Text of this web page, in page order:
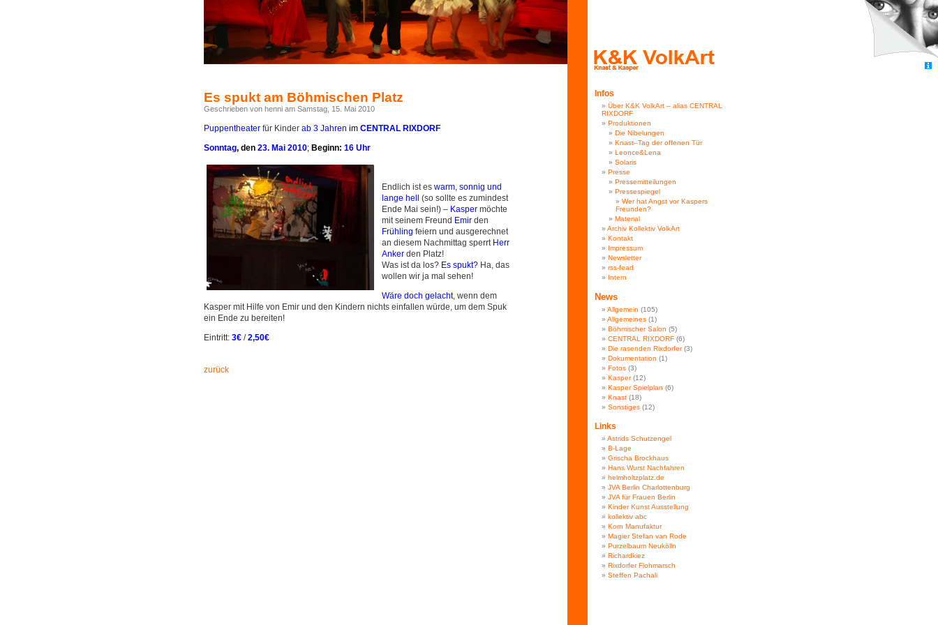
Es spukt am Böhmischen Platz
Geschrieben von henni am Samstag, 15. Mai 2010
Puppentheater für Kinder ab 3 Jahren im CENTRAL RIXDORF
Sonntag, den 23. Mai 2010; Beginn: 16 Uhr
Endlich ist es warm, sonnig und
lange hell
(so sollte es zumindest
Ende Mai sein!) – Kasper möchte
mit seinem Freund Emir den
Frühling feiern und ausgerechnet
an diesem Nachmittag sperrt Herr
Anker den Platz!
Was ist da los? Es spukt? Ha, das
wollen wir ja mal sehen!
Wäre doch gelacht, wenn dem
Kasper mit Hilfe von Emir und den Kindern nichts einfallen würde, um dem Spuk
ein Ende zu bereiten!
Eintritt: 3€ /2,50€
zurück
Infos
Über K&K VolkArt – alias CENTRAL
RIXDORF
Produktionen
Die Nibelungen
Knast–Tag der offenen Tür
Leonce&Lena
Solaris
Presse
Pressemitteilungen
Pressespiegel
Wer hat Angst vor Kaspers
Freunden?
Material
Archiv Kollektiv VolkArt
Kontakt
Impressum
Newsletter
rss-fead
Intern
News
Allgemein (105)
Allgemeines (1)
Böhmischer Salon (5)
CENTRAL RIXDORF (6)
Die rasenden Rixdorfer(3)
Dokumentation (1)
Fotos (3)
Kasper(12)
Kasper Spielplan (6)
Knast (18)
Sonstiges (12)
Links
Astrids Schutzengel
B-Lage
Grischa Brockhaus
Hans Wurst Nachfahren
helmholtzplatz.de
JVA Berlin Charlottenburg
JVA für Frauen Berlin
Kinder Kunst Ausstellung
kollektiv abc
Korn Manufaktur
Magier Stefan van Rode
Purzelbaum Neukölln
Richardkiez
Rixdorfer Flohmarsch
Steffen Pachali